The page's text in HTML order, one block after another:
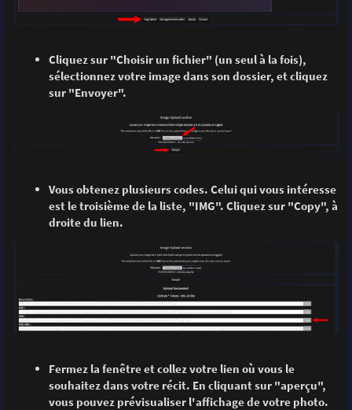
Cliquez sur "Choisir un fichier" (un seul à la fois),
sélectionnez votre image dans son dossier, et cliquez
sur "Envoyer".
Vous obtenez plusieurs codes. Celui qui vous intéresse
est le troisième de la liste, "IMG". Cliquez sur "Copy", à
droite du lien.
Fermez la fenêtre et collez votre lien où vous le
souhaitez dans votre récit. En cliquant sur "aperçu",
vous pouvez prévisualiser l'affichage de votre photo.